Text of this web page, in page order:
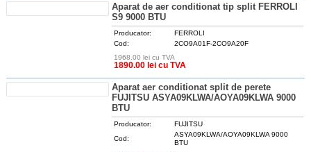
Aparat de aer conditionat tip split FERROLI
S9 9000 BTU
Producator:
FERROLI
Cod:
2CO9A01F-2CO9A20F
1968.00 lei cu TVA
1890.00 lei cu TVA
Aparat aer conditionat split de perete
FUJITSU ASYA09KLWA/AOYA09KLWA 9000
BTU
Producator:
FUJITSU
Cod:
ASYA09KLWA/AOYA09KLWA 9000
BTU